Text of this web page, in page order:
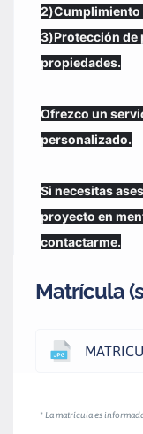
2)Cumplimiento
3)Protección de
propiedades.
Ofrezco un
personalizado.
Si necesitas
proyecto en
contactarme.
Matrícula
* La matrícula es